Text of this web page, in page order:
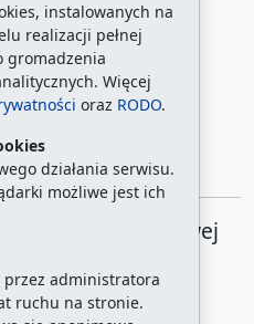
instalowanych na
realizacji pełnej
gromadzenia
Więcej
oraz RODO.
działania serwisu.
możliwe jest ich
przez administratora
ruchu na stronie.
Plac Armii Krajowej
/ aktualna strona: